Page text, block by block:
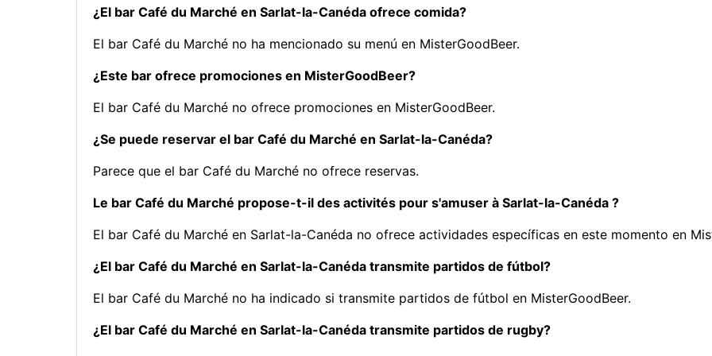
¿El bar Café du Marché en Sarlat-la-Canéda ofrece comida?
El bar Café du Marché no ha mencionado su menú en MisterGoodBeer.
¿Este bar ofrece promociones en MisterGoodBeer?
El bar Café du Marché no ofrece promociones en MisterGoodBeer.
¿Se puede reservar el bar Café du Marché en Sarlat-la-Canéda?
Parece que el bar Café du Marché no ofrece reservas.
Le bar Café du Marché propose-t-il des activités pour s'amuser à Sarlat-la-Canéda ?
El bar Café du Marché en Sarlat-la-Canéda no ofrece actividades específicas en este momento en
¿El bar Café du Marché en Sarlat-la-Canéda transmite partidos de fútbol?
El bar Café du Marché no ha indicado si transmite partidos de fútbol en MisterGoodBeer.
¿El bar Café du Marché en Sarlat-la-Canéda transmite partidos de rugby?